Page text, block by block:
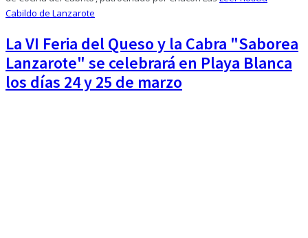
Cabildo de Lanzarote
La VI Feria del Queso y la Cabra "Saborea
Lanzarote" se celebrará en Playa Blanca
los días 24 y 25 de marzo